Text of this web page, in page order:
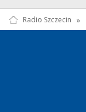
Radio Szczecin »